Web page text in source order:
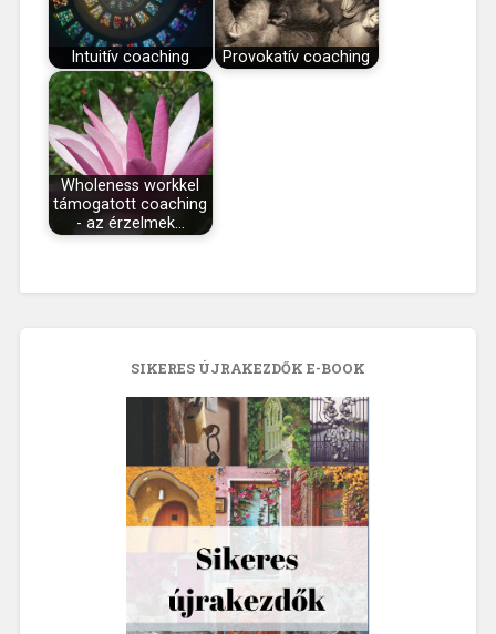
Intuitív coaching Provokatív coaching
Wholeness workkel
támogatott coaching
- az érzelmek…
SIKERES ÚJRAKEZDŐK E-BOOK